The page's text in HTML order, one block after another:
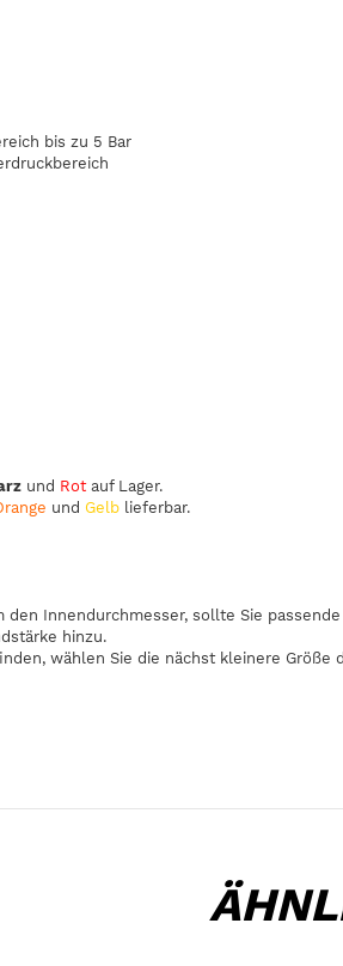
bis zu 5 Bar
und Rot auf Lager.
und Gelb lieferbar.
den Innendurchmesser, sollte Sie
hinzu.
wählen Sie die nächst kleinere Größe